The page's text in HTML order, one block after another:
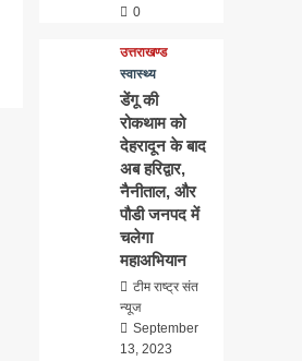
0
उत्तराखण्ड
स्वास्थ्य
डेंगू की
रोकथाम को
देहरादून के बाद
अब हरिद्वार,
नैनीताल, और
पौडी जनपद में
चलेगा
महाअभियान
टीम राष्ट्र संत
न्यूज
September
13, 2023